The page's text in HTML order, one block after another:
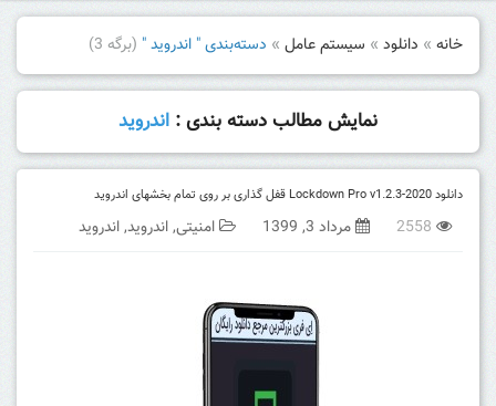
خانه » دانلود » سیستم عامل » دسته‌بندی " اندروید " (برگه 3)
نمایش مطالب دسته بندی : اندروید
دانلود Lockdown Pro v1.2.3-2020 قفل گذاری بر روی تمام بخشهای اندروید
2558 مرداد 3, 1399 امنیتی,اندروید,اندروید